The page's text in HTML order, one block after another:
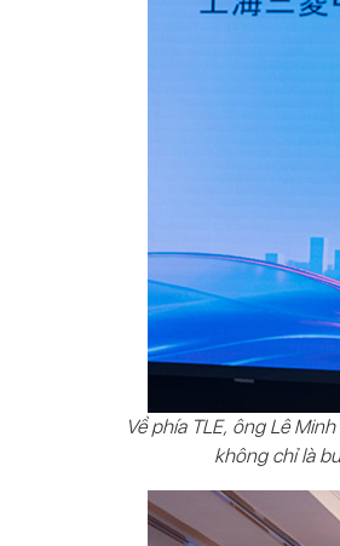
Về phía TLE, ông Lê
không chỉ là